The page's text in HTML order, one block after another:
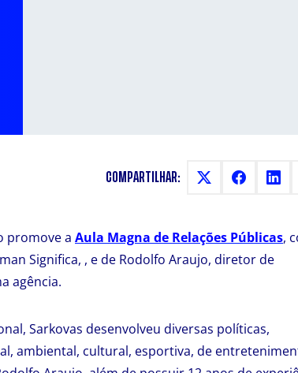
COMPARTILHAR:
promove a Aula Magna de Relações Públicas,
Significa, , e de Rodolfo Araujo, diretor de
agência.
Sarkovas desenvolveu diversas políticas,
ambiental, cultural, esportiva, de